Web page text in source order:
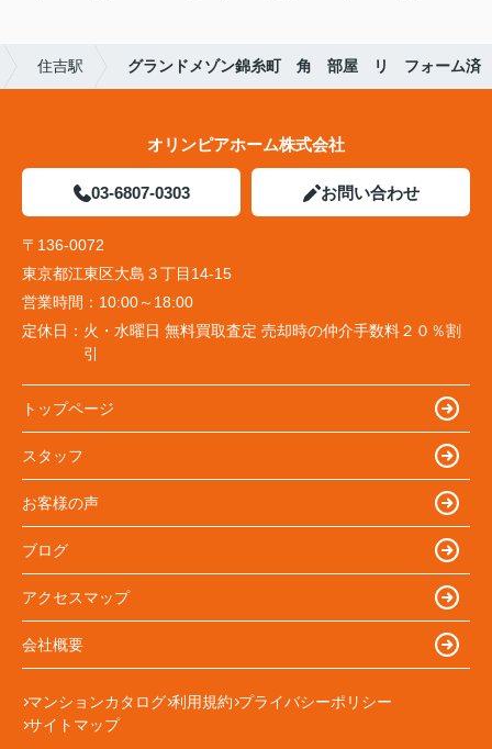
住吉駅 グランドメゾン錦糸町 角 部屋 リ フォーム済
オリンピアホーム株式会社
03-6807-0303 お問い合わせ
〒136-0072
東京都江東区大島３丁目14-15
営業時間： 10:00～18:00
定休日： 火・水曜日 無料買取査定 売却時の仲介手数料２０％割
引
トップページ
スタッフ
お客様の声
ブログ
アクセスマップ
会社概要
マンションカタログ 利用規約 プライバシーポリシー
サイトマップ